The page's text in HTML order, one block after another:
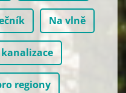
Na vlně
kanalizace
regiony